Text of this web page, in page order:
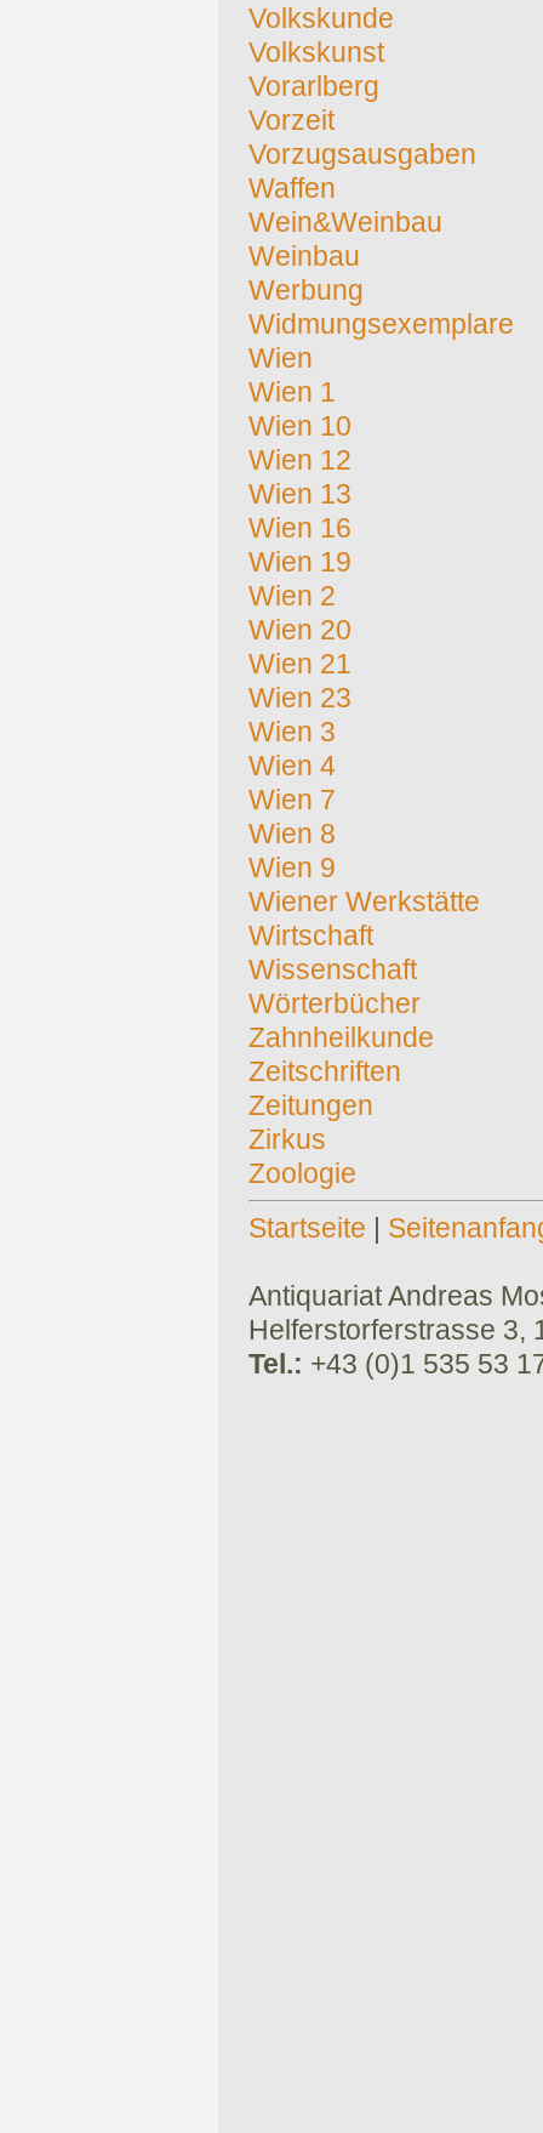
Volkskunde
Volkskunst
Vorarlberg
Vorzeit
Vorzugsausgaben
Waffen
Wein&Weinbau
Weinbau
Werbung
Widmungsexemplare
Wien
Wien 1
Wien 10
Wien 12
Wien 13
Wien 16
Wien 19
Wien 2
Wien 20
Wien 21
Wien 23
Wien 3
Wien 4
Wien 7
Wien 8
Wien 9
Wiener Werkstätte
Wirtschaft
Wissenschaft
Wörterbücher
Zahnheilkunde
Zeitschriften
Zeitungen
Zirkus
Zoologie
Startseite |
Antiquariat Andreas
Helferstorferstrasse 3,
Tel.: +43 (0)1 535 53